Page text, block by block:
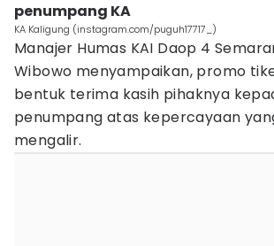
penumpang KA
KA Kaligung (instagram.com/puguh17717_)
Manajer Humas KAI Daop 4
Wibowo menyampaikan, promo
bentuk terima kasih pihaknya
penumpang atas kepercayaan
mengalir.